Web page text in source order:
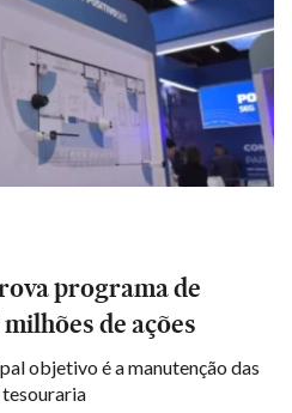
programa de
de ações
objetivo é a manutenção das
tesouraria